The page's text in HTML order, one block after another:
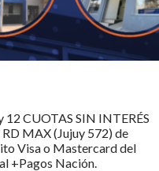
12 CUOTAS SIN INTERÉS
MAX (Jujuy 572) de
Visa o Mastercard del
+Pagos Nación.